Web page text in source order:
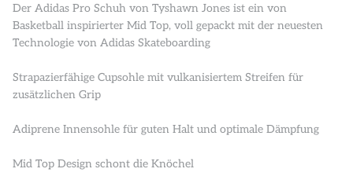
Der Adidas Pro Schuh von Tyshawn Jones ist ein von
Basketball inspirierter Mid Top, voll gepackt mit der neuesten
Technologie von Adidas Skateboarding
Strapazierfähige Cupsohle mit vulkanisiertem Streifen für
zusätzlichen Grip
Adiprene Innensohle für guten Halt und optimale Dämpfung
Mid Top Design schont die Knöchel